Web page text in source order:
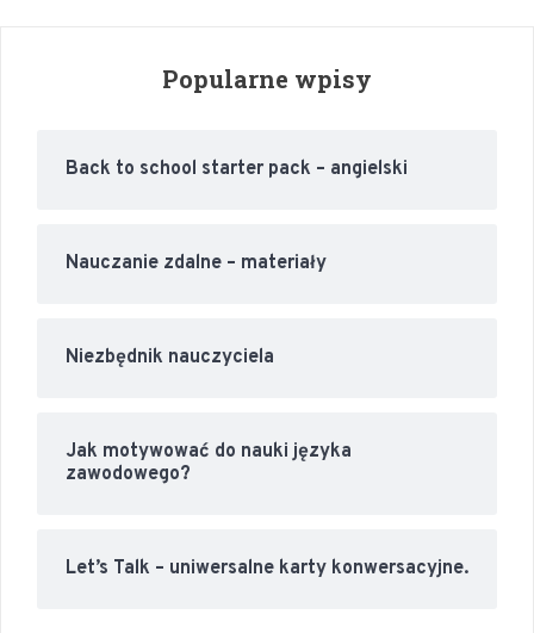
Popularne wpisy
Back to school starter pack – angielski
Nauczanie zdalne – materiały
Niezbędnik nauczyciela
Jak motywować do nauki języka
zawodowego?
Let’s Talk – uniwersalne karty konwersacyjne.